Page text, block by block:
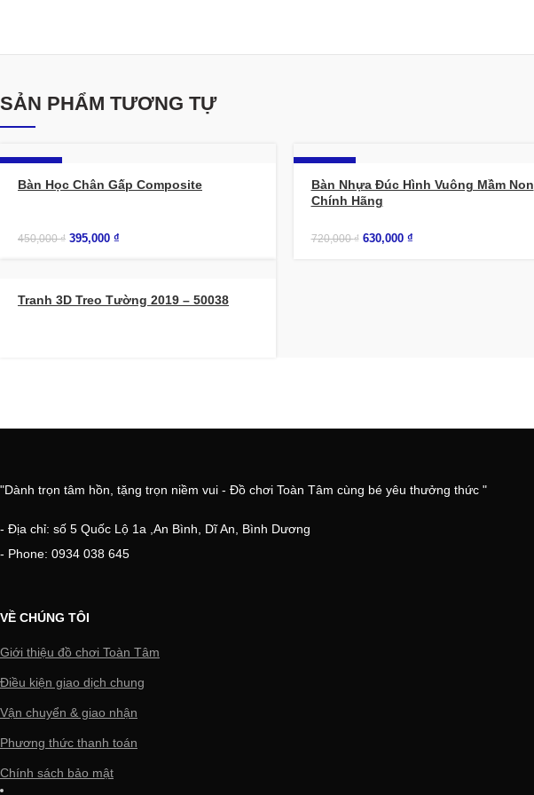
SẢN PHẨM TƯƠNG TỰ
Bàn Học Chân Gấp Composite
450,000₫ 395,000 ₫
Bàn Nhựa Đúc Hình Vuông Mầm Non
Chính Hãng
720,000₫ 630,000 ₫
Tranh 3D Treo Tường 2019 – 50038
"Dành trọn tâm hồn, tặng trọn niềm vui - Đồ chơi Toàn Tâm cùng bé yêu thưởng thức "
- Địa chỉ: số 5 Quốc Lộ 1a ,An Bình, Dĩ An, Bình Dương
- Phone: 0934 038 645
VỀ CHÚNG TÔI
Giới thiệu đồ chơi Toàn Tâm
Điều kiện giao dịch chung
Vận chuyển & giao nhận
Phương thức thanh toán
Chính sách bảo mật